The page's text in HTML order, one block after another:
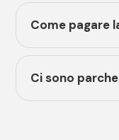
Come pagare
Ci sono